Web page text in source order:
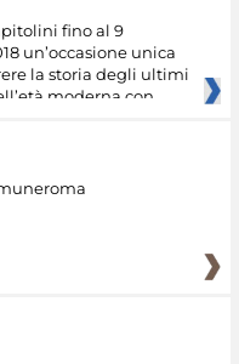
fino al 9
un’occasione unica
la storia degli ultimi
moderna con